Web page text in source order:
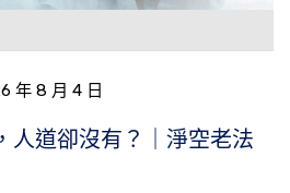
年 8 月 4 日
人道卻沒有？｜淨空老法